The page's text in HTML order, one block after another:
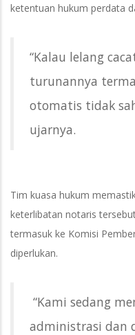
ketentuan hukum perdata
“Kalau lelang
turunannya
otomatis tidak
ujarnya.
Tim kuasa hukum
keterlibatan notaris
termasuk ke Komisi
diperlukan.
“Kami sedang
administrasi dan